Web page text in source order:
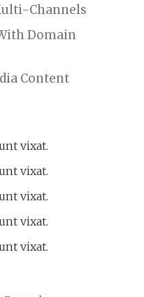
Channels
Domain
Content
vixat.
vixat.
vixat.
vixat.
vixat.